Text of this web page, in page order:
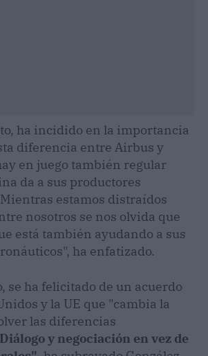
ha incidido en la importancia
diferencia entre Airbus y
en juego también regular
da a sus productores
estamos distraídos
nosotros se nos olvida que
está también ayudando a sus
ha enfatizado.
se ha felicitado de un acuerdo
y la UE que "cambia la
las diferencias
y negociación en vez de